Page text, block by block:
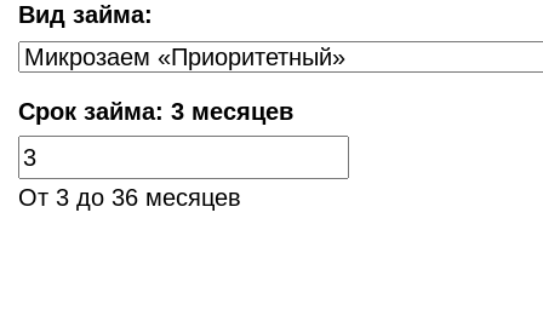
Вид займа:
Срок займа: 3 месяцев
От 3 до 36 месяцев